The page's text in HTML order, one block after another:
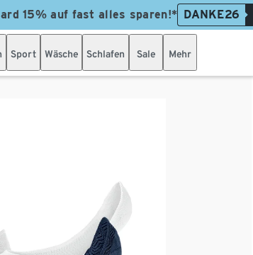
15% auf fast alles sparen!* DANKE26
Sport Wäsche Schlafen Sale Mehr